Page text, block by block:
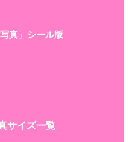
真」シール版
サイズ一覧